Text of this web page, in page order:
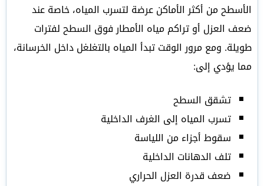
الأسطح من أكثر الأماكن عرضة لتسرب المياه، خاصة عند
ضعف العزل أو تراكم مياه الأمطار فوق السطح لفترات
طويلة. ومع مرور الوقت تبدأ المياه بالتغلغل داخل الخرسانة،
مما يؤدي إلى:
تشقق السطح
تسرب المياه إلى الغرف الداخلية
سقوط أجزاء من اللياسة
تلف الدهانات الداخلية
ضعف قدرة العزل الحراري